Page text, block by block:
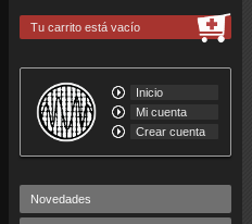
Tu carrito está vacío
Inicio
Mi cuenta
Crear cuenta
Novedades